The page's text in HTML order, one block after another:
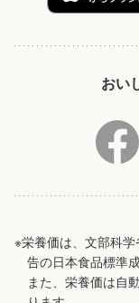
おい
※栄養価は、文部科
告の日本食品標準
また、栄養価は自